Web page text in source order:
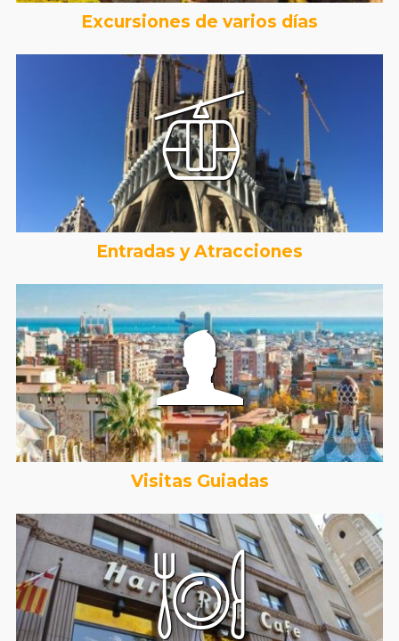
Excursiones de varios días
Entradas y Atracciones
Visitas Guiadas